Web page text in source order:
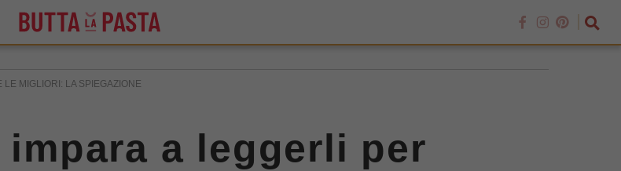
MIGLIORI: LA SPIEGAZIONE
a leggerli per